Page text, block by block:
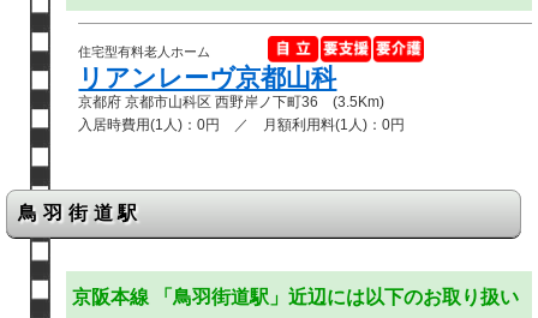
住宅型有料老人ホーム
リアンレーヴ京都山科
京都府 京都市山科区 西野岸ノ下町36 (3.5Km)
入居時費用(1人)：0円 ／ 月額利用料(1人)：0円
鳥羽街道駅
京阪本線 「鳥羽街道駅」近辺には以下のお取り扱い